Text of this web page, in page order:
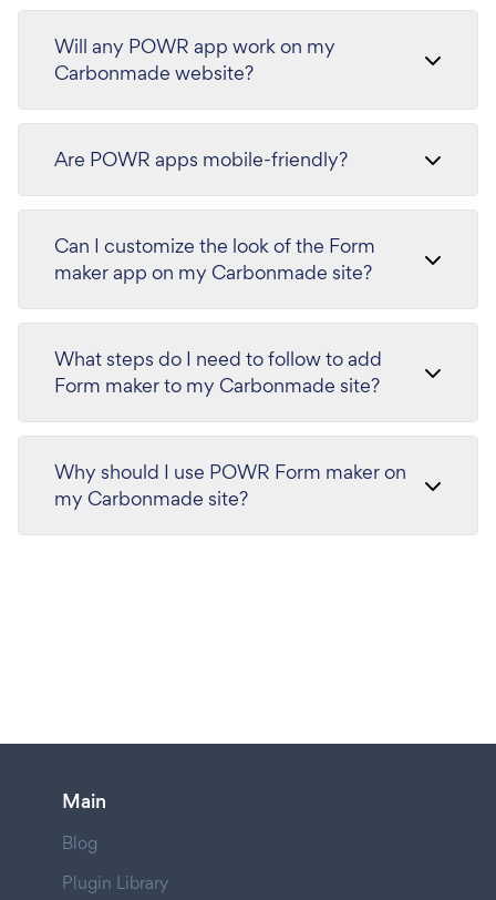
Will any POWR app work on my
Carbonmade website?
Are POWR apps mobile-friendly?
Can I customize the look of the Form
maker app on my Carbonmade site?
What steps do I need to follow to add
Form maker to my Carbonmade site?
Why should I use POWR Form maker on
my Carbonmade site?
Main
Blog
Plugin Library